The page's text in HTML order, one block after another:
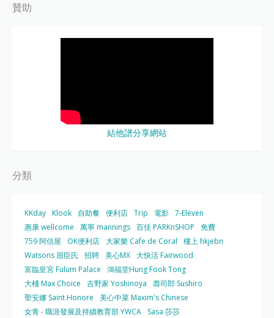
贊助
結他譜分享網站
分類
KKday Klook 自助餐 便利店 Trip 電影 7-Eleven
惠康 wellcome
萬寧 mannings 百佳 PARKnSHOP
免費
759 阿信屋
OK便利店 大家樂 Cafe de Coral
樓上 hkjebn
Watsons 屈臣氏
招聘 美心MX 大快活 Fairwood
富臨皇宮 Fulum Palace
鴻福堂Hung Fook Tong
大棧 Max Choice
吉野家 Yoshinoya
壽司郎 Sushiro
聖安娜 Saint Honore
美心中菜 Maxim's Chinese
女青 - 職涯發展及持續教育部 YWCA
Sasa 莎莎